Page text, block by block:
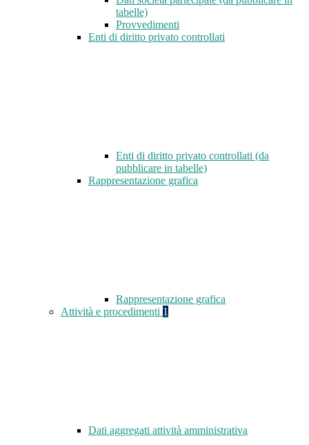
tabelle)
Provvedimenti
Enti di diritto privato controllati
Enti di diritto privato controllati (da
pubblicare in tabelle)
Rappresentazione grafica
Rappresentazione grafica
Attività e procedimenti 1
Dati aggregati attività amministrativa